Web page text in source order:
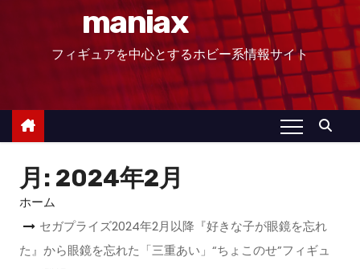
maniax
フィギュアを中心とするホビー系情報サイト
月: 2024年2月
ホーム
セガプライズ2024年2月以降『好きな子が眼鏡を忘れ
た』から眼鏡を忘れた「三重あい」“ちょこのせ”フィギュ